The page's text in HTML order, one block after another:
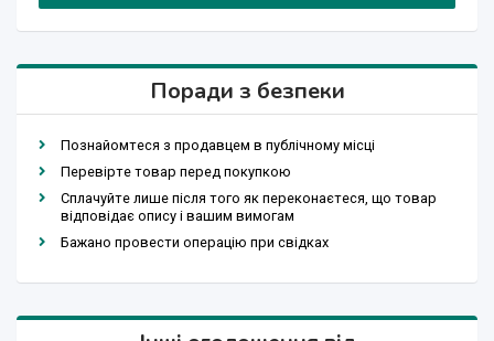
Поради з безпеки
Познайомтеся з продавцем в публічному місці
Перевірте товар перед покупкою
Сплачуйте лише після того як переконаєтеся, що товар
відповідає опису і вашим вимогам
Бажано провести операцію при свідках